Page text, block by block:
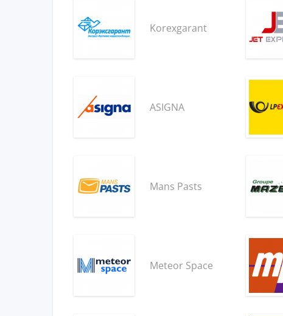
Korexgarant
ASIGNA
Mans Pasts
Meteor Space